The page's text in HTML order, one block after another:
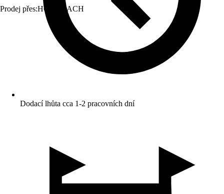
Prodej přes:HORNBACH
Dodací lhůta cca 1-2 pracovních dní